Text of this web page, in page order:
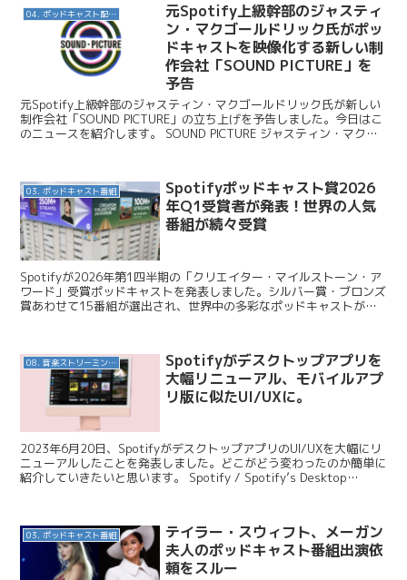
04. ポッドキャスト配信・制作等
元Spotify上級幹部のジャスティ
ン・マクゴールドリック氏がポッ
ドキャストを映像化する新しい制
作会社「SOUND PICTURE」を
予告
元Spotify上級幹部のジャスティン・マクゴールドリック氏が新しい
制作会社「SOUND PICTURE」の立ち上げを予告しました。今日はこ
のニュースを紹介します。 SOUND PICTURE ジャスティン・マクゴ
03. ポッドキャスト番組
Spotifyポッドキャスト賞2026
年Q1受賞者が発表！世界の人気
番組が続々受賞
Spotifyが2026年第1四半期の「クリエイター・マイルストーン・ア
ワード」受賞ポッドキャストを発表しました。シルバー賞・ブロンズ
賞あわせて15番組が選出され、世界中の多彩なポッドキャストが高
08. 音楽ストリーミングサービス
Spotifyがデスクトップアプリを
大幅リニューアル、モバイルアプ
リ版に似たUI/UXに。
2023年6月20日、SpotifyがデスクトップアプリのUI/UXを大幅にリ
ニューアルしたことを発表しました。どこがどう変わったのか簡単に
紹介していきたいと思います。 Spotify / Spotify’s Desktop
03. ポッドキャスト番組
テイラー・スウィフト、メーガン
夫人のポッドキャスト番組出演依
頼をスルー